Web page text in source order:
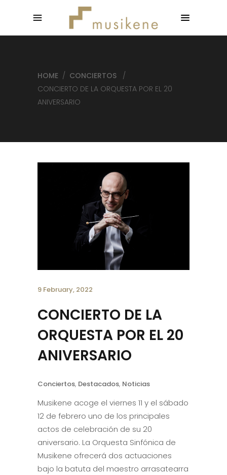
HOME / CONCIERTOS
/
CONCIERTO DE LA ORQUESTA POR EL 20
ANIVERSARIO
9 February, 2022
CONCIERTO DE LA
ORQUESTA POR EL 20
ANIVERSARIO
Conciertos, Destacados, Noticias
Musikene acoge el viernes 11 y el sábado
12 de febrero uno de los principales
actos de celebración de su 20
aniversario. La Orquesta Sinfónica de
Musikene ofrecerá dos actuaciones
bajo la batuta del maestro arrasatearra